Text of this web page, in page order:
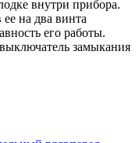
внутри прибора.
на два винта
его работы.
замыкания